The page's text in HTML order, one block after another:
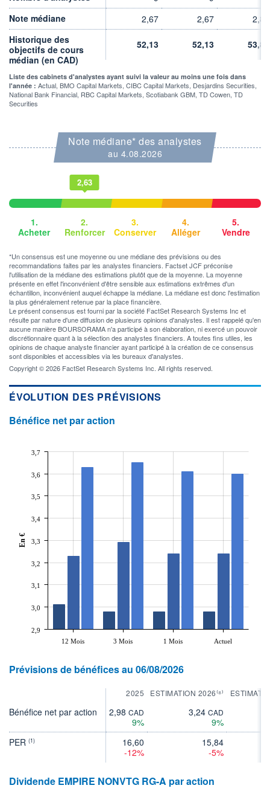
DERNIER ÉCHANGE
06.08.26 / 18:20:40
LIMITE À LA
BAISSE
4,907
LIMITE À LA
HAUSSE
RENDEMENT
ESTIMÉ 2026
1,72%
PER ESTIMÉ
2026
15,84
0,00 CAD -
PROCHAIN
DIVIDENDE
Non éligible
Note médiane
2,67 2,67
2,88
Historique des
objectifs de cours
médian (en CAD)
52,13 52,13 53,86
Liste des cabinets d'analystes ayant suivi la valeur au moins une fois dans
l'année : Actual, BMO Capital Markets, CIBC Capital Markets, Desjardins Securities,
National Bank Financial, RBC Capital Markets, Scotiabank GBM, TD Cowen, TD
Securities
Note médiane* des analystes
au 4.08.2026
1.
Acheter
2,63
2.
Renforcer
3.
Conserver
4.
Alléger
5.
Vendre
*Un consensus est une moyenne ou une médiane des prévisions ou des
recommandations faites par les analystes financiers. Factset JCF préconise
l'utilisation de la médiane des estimations plutôt que de la moyenne. La moyenne
présente en effet l'inconvénient d'être sensible aux estimations extrêmes d'un
échantillon, inconvénient auquel échappe la médiane. La médiane est donc l'estimation
la plus généralement retenue par la place financière.
Le présent consensus est fourni par la société FactSet Research Systems Inc et
résulte par nature d'une diffusion de plusieurs opinions d'analystes. Il est rappelé qu'en
aucune manière BOURSORAMA n'a participé à son élaboration, ni exercé un pouvoir
discrétionnaire quant à la sélection des analystes financiers. A toutes fins utiles, les
opinions de chaque analyste financier ayant participé à la création de ce consensus
sont disponibles et accessibles via les bureaux d'analystes.
Copyright © 2026 FactSet Research Systems Inc. All rights reserved.
ÉVOLUTION DES PRÉVISIONS
Bénéfice net par action
12 Mois 3 Mois 1 Mois Actuel
2,9
3,0
3,1
3,2
3,3
3,4
3,5
3,6
3,7
En €
Prévisions de bénéfices au 06/08/2026
2025 ESTIMATION 2026⁽⁸⁾
Bénéfice net par action 2,98 CAD
9%
3,24 CAD
9%
PER (1)
16,60
-12%
15,84
-5%
Dividende EMPIRE NONVTG RG-A par action